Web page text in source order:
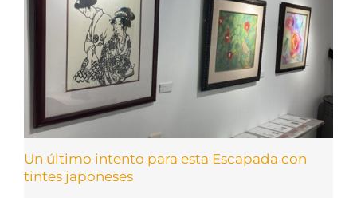
Un último intento para esta Escapada con
tintes japoneses